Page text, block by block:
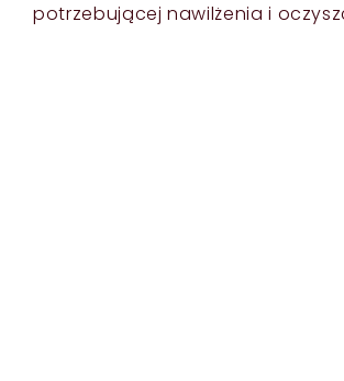
potrzebującej nawilżenia i